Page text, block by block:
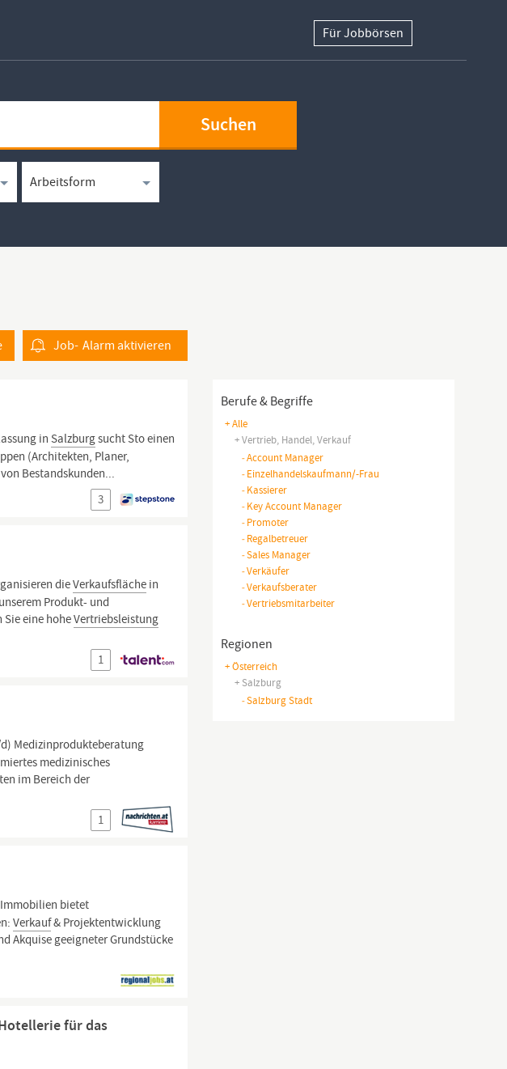
Für Jobbörsen
Berufe & Begriffe
+ Alle
+ Vertrieb, Handel, Verkauf
-Account Manager
-Einzelhandelskaufmann/-Frau
-Kassierer
-Key Account Manager
-Promoter
-Regalbetreuer
-Sales Manager
-Verkäufer
-Verkaufsberater
-Vertriebsmitarbeiter
Regionen
+ Österreich
+ Salzburg
-Salzburg Stadt
Job- Alarmaktivieren
in Salzburgsucht Sto einen
(Architekten, Planer,
Bestandskunden...
3
dieVerkaufsfläche in
Produkt- und
Sie eine hoheVertriebsleistung
1
Medizinprodukteberatung
medizinisches
im Bereich der
1
Immobilien bietet
Verkauf& Projektentwicklung
Akquise geeigneter Grundstücke
für das